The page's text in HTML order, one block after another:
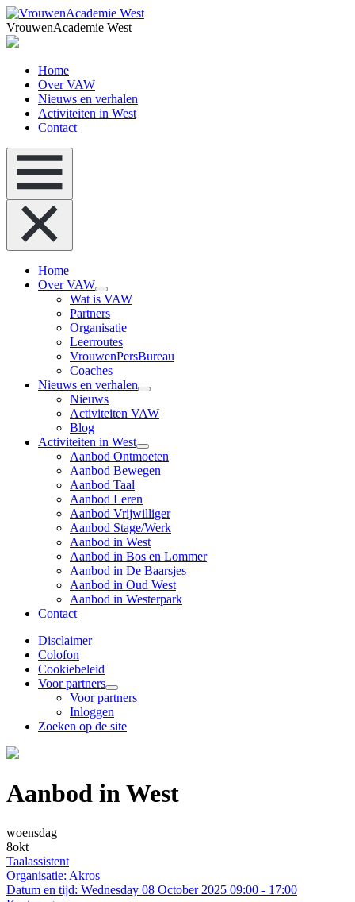
VrouwenAcademie West
Home
Over VAW
Nieuws en verhalen
Activiteiten in West
Contact
Home
Over VAW
Wat is VAW
Partners
Organisatie
Leerroutes
VrouwenPersBureau
Coaches
Nieuws en verhalen
Nieuws
Activiteiten VAW
Blog
Activiteiten in West
Aanbod Ontmoeten
Aanbod Bewegen
Aanbod Taal
Aanbod Leren
Aanbod Vrijwilliger
Aanbod Stage/Werk
Aanbod in West
Aanbod in Bos en Lommer
Aanbod in De Baarsjes
Aanbod in Oud West
Aanbod in Westerpark
Contact
Disclaimer
Colofon
Cookiebeleid
Voor partners
Voor partners
Inloggen
Zoeken op de site
Aanbod in West
woensdag
8okt
Taalassistent
Organisatie: Akros
Datum en tijd: Wednesday 08 October 2025 09:00 - 17:00